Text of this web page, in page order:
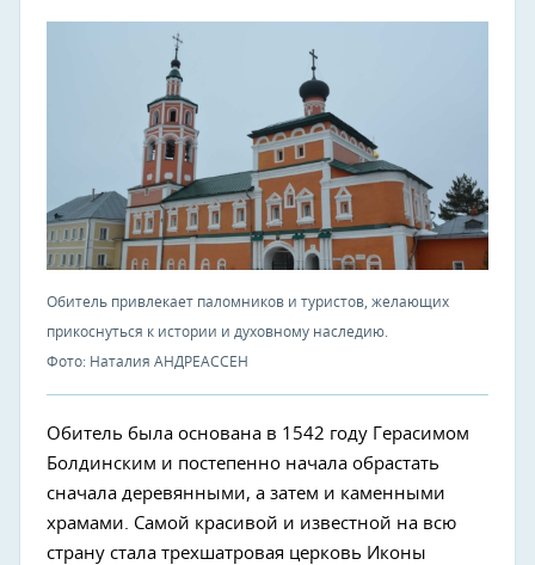
Обитель привлекает паломников и туристов, желающих
прикоснуться к истории и духовному наследию.
Фото: Наталия АНДРЕАССЕН
Обитель была основана в 1542 году Герасимом
Болдинским и постепенно начала обрастать
сначала деревянными, а затем и каменными
храмами. Самой красивой и известной на всю
страну стала трехшатровая церковь Иконы